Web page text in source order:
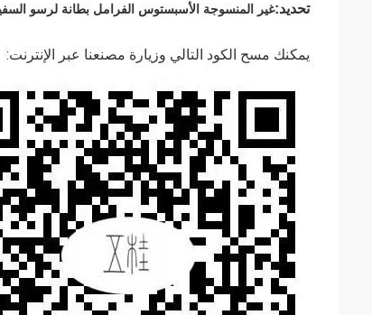
تحديد:غير المنسوجة الأسبستوس الفرامل بطانة لرسو
يمكنك مسح الكود التالي وزيارة مصنعنا عبر الإنترنت: